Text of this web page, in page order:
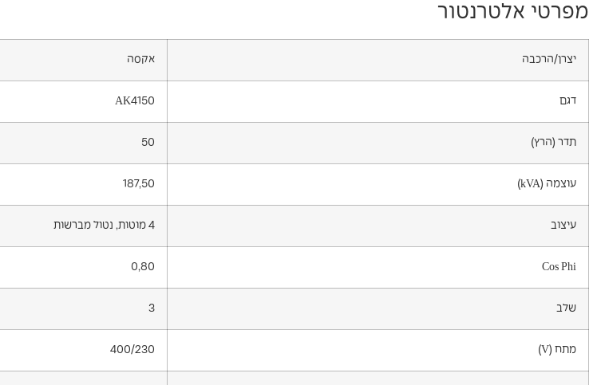
מפרטי אלטרנטור
יצרן/הרכבה אקסה
דגם AK4150
תדר (הרץ) 50
עוצמה (kVA) 187,50
עיצוב 4 מוטות, נטול מברשות
Cos Phi
0,80
שלב 3
מתח (V) 400/230